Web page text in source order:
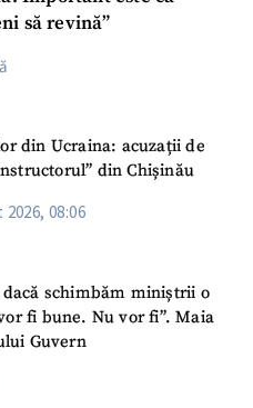
să revină”
din Ucraina: acuzații de
din Chișinău
08:06
dacă schimbăm miniștrii o
fi bune. Nu vor fi”. Maia
Guvern